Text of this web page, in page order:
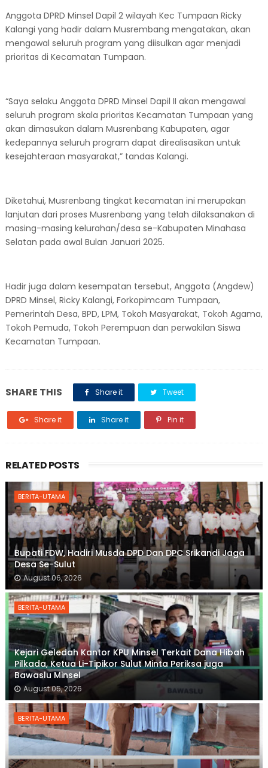
Anggota DPRD Minsel Dapil 2 wilayah Kec Tumpaan Ricky
Kalangi yang hadir dalam Musrembang mengatakan, akan
mengawal seluruh program yang diisulkan agar menjadi
prioritas di Kecamatan Tumpaan.
“Saya selaku Anggota DPRD Minsel Dapil II akan mengawal
seluruh program skala prioritas Kecamatan Tumpaan yang
akan dimasukan dalam Musrenbang Kabupaten, agar
kedepannya seluruh program dapat direalisasikan untuk
kesejahteraan masyarakat,” tandas Kalangi.
Diketahui, Musrenbang tingkat kecamatan ini merupakan
lanjutan dari proses Musrenbang yang telah dilaksanakan di
masing-masing kelurahan/desa se-Kabupaten Minahasa
Selatan pada awal Bulan Januari 2025.
Hadir juga dalam kesempatan tersebut, Anggota (Angdew)
DPRD Minsel, Ricky Kalangi, Forkopimcam Tumpaan,
Pemerintah Desa, BPD, LPM, Tokoh Masyarakat, Tokoh Agama,
Tokoh Pemuda, Tokoh Perempuan dan perwakilan Siswa
Kecamatan Tumpaan.
SHARE THIS Share it Tweet
Share it Share it Pin it
RELATED POSTS
BERITA-UTAMA
Bupati FDW, Hadiri Musda DPD Dan DPC Srikandi Jaga
Desa Se-Sulut
August 06, 2026
BERITA-UTAMA
Kejari Geledah Kantor KPU Minsel Terkait Dana Hibah
Pilkada, Ketua Li-Tipikor Sulut Minta Periksa juga
Bawaslu Minsel
August 05, 2026
BERITA-UTAMA